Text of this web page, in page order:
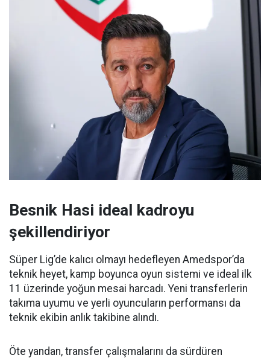
Besnik Hasi ideal kadroyu
şekillendiriyor
Süper Lig’de kalıcı olmayı hedefleyen Amedspor’da
teknik heyet, kamp boyunca oyun sistemi ve ideal ilk
11 üzerinde yoğun mesai harcadı. Yeni transferlerin
takıma uyumu ve yerli oyuncuların performansı da
teknik ekibin anlık takibine alındı.
Öte yandan, transfer çalışmalarını da sürdüren